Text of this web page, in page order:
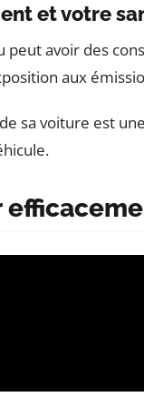
et votre
avoir des
aux
sa voiture est